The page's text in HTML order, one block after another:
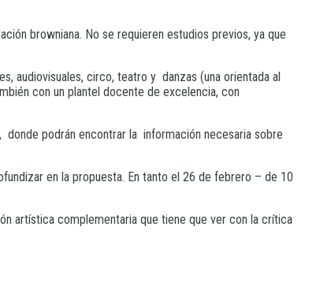
browniana. No se requieren estudios previos, ya que
audiovisuales, circo, teatro y danzas (una orientada al
con un plantel docente de excelencia, con
, donde podrán encontrar la información necesaria sobre
en la propuesta. En tanto el 26 de febrero – de 10
artística complementaria que tiene que ver con la crítica